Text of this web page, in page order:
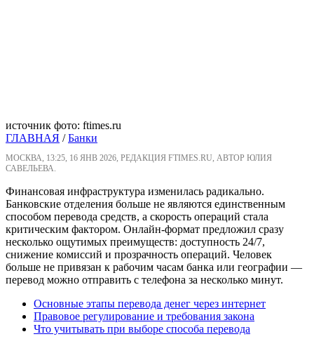
источник фото: ftimes.ru
ГЛАВНАЯ /Банки
МОСКВА, 13:25, 16 ЯНВ 2026, РЕДАКЦИЯ FTIMES.RU, АВТОР ЮЛИЯ
САВЕЛЬЕВА.
Финансовая инфраструктура изменилась радикально.
Банковские отделения больше не являются единственным
способом перевода средств, а скорость операций стала
критическим фактором. Онлайн-формат предложил сразу
несколько ощутимых преимуществ: доступность 24/7,
снижение комиссий и прозрачность операций. Человек
больше не привязан к рабочим часам банка или географии —
перевод можно отправить с телефона за несколько минут.
Основные этапы перевода денег через интернет
Правовое регулирование и требования закона
Что учитывать при выборе способа перевода